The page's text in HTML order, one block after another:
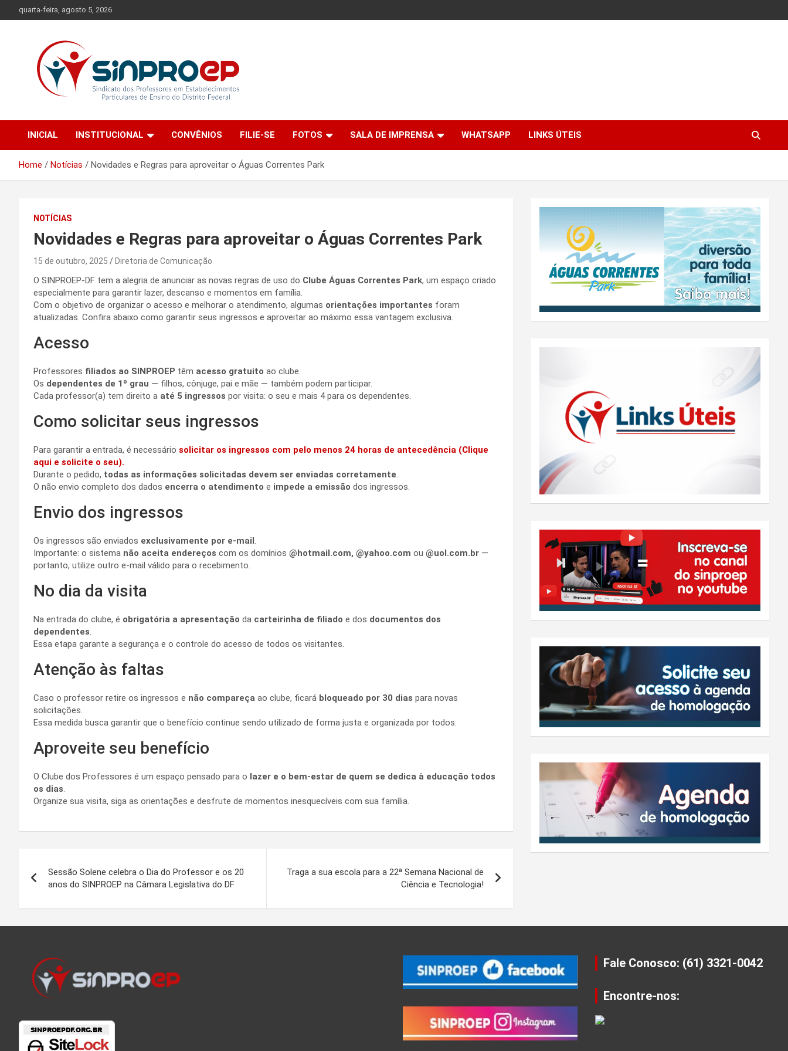
to
quarta-feira, agosto 5, 2026
Sinproep-DF
de Ensino do Distrito Federal
INICIAL
INSTITUCIONAL CONVÊNIOS FILIE-SE FOTOS SALA DE IMPRENSA WHATSAPP LINKS ÚTEIS
Home Notícias Novidades e Regras para aproveitar o Águas Correntes Park
NOTÍCIAS
Novidades e Regras para aproveitar o Águas Correntes Park
15 de outubro, 2025 Diretoria de Comunicação
O SINPROEP-DF tem a alegria de anunciar as novas regras de uso do Clube Águas Correntes Park, um espaço criado
especialmente para garantir lazer, descanso e momentos em família.
Com o objetivo de organizar o acesso e melhorar o atendimento, algumas orientações importantes foram
atualizadas. Confira abaixo como garantir seus ingressos e aproveitar ao máximo essa vantagem exclusiva.
Acesso
Professores filiados ao SINPROEP têm acesso gratuito ao clube.
Os dependentes de 1º grau — filhos, cônjuge, pai e mãe — também podem participar.
Cada professor(a) tem direito a até 5 ingressos por visita: o seu e mais 4 para os dependentes.
Como solicitar seus ingressos
Para garantir a entrada, é necessário solicitar os ingressos com pelo menos 24 horas de antecedência (Clique
aqui e solicite o seu).
Durante o pedido, todas as informações solicitadas devem ser enviadas corretamente.
O não envio completo dos dados encerra o atendimento e impede a emissão dos ingressos.
Envio dos ingressos
Os ingressos são enviados exclusivamente por e-mail.
Importante: o sistema não aceita endereços com os domínios @hotmail.com, @yahoo.com ou @uol.com.br —
portanto, utilize outro e-mail válido para o recebimento.
No dia da visita
Na entrada do clube, é obrigatória a apresentação da carteirinha de filiado e dos documentos dos
dependentes.
Essa etapa garante a segurança e o controle do acesso de todos os visitantes.
Atenção às faltas
Caso o professor retire os ingressos e não compareça ao clube, ficará bloqueado por 30 dias para novas
solicitações.
Essa medida busca garantir que o benefício continue sendo utilizado de forma justa e organizada por todos.
Aproveite seu benefício
O Clube dos Professores é um espaço pensado para o lazer e o bem-estar de quem se dedica à educação todos
os dias.
Organize sua visita, siga as orientações e desfrute de momentos inesquecíveis com sua família.
de
Post
Sessão Solene celebra o Dia do Professor e os 20
anos do SINPROEP na Câmara Legislativa do DF
Traga a sua escola para a 22ª Semana Nacional de
Ciência e Tecnologia!
Fale Conosco: (61) 3321-0042
Encontre-nos: